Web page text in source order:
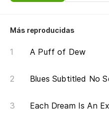
Más reproducidas
A Puff of Dew
Blues Subtitled No
Each Dream Is An